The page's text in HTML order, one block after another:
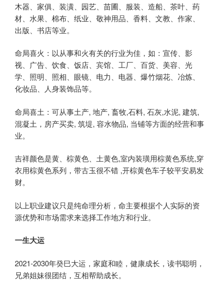
木器、家俱、装潢、园艺、苗圃、服装、造船、茶叶、药
材、水果、棉布、纸业、敬神用品、香料、文教、作家、
出版、书店等业。
命局喜火：以从事和火有关的行业为佳，如：宣传、影
视、广告、饮食、饭店、宾馆、工厂、百货、美容、光
学、照明、照相、眼镜、电力、电器、爆竹烟花、冶炼、
化妆品、人身装饰品等。
命局喜土：可从事土产, 地产, 畜牧,石料, 石灰,水泥, 建筑,
混凝土，房产买卖, 筑堤, 容水物品, 当铺等方面的经营和事
业。
吉祥颜色是黄、棕黄色、土黄色,室内装璜用棕黄色系统,穿
衣用棕黄色系列，带古玉很不错 ,开棕黄色车子较平安易发
财。
以上职业建议只是纯命理分析，命主要根据个人实际的资
源优势和市场需求来选择工作地方和行业。
一生大运
2021-2030年癸巳大运，家庭和睦，健康成长，读书聪明，
兄弟姐妹很团结，互相帮助成长。